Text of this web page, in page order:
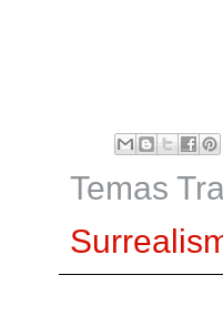
Temas